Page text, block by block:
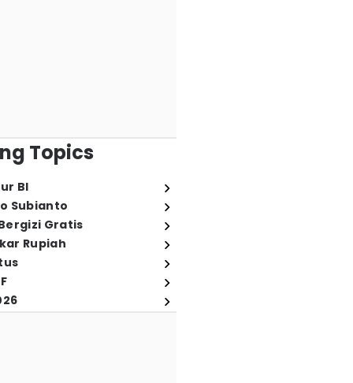
Topics
BI
Subianto
Gratis
Rupiah